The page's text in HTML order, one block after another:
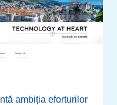
ambiția eforturilor